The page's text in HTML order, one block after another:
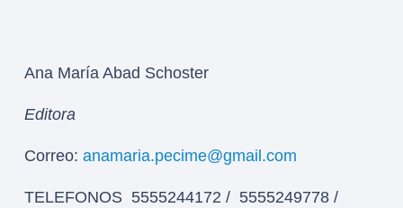
Ana María Abad Schoster
Editora
Correo: anamaria.pecime@gmail.com
TELEFONOS 5555244172 / 5555249778 /